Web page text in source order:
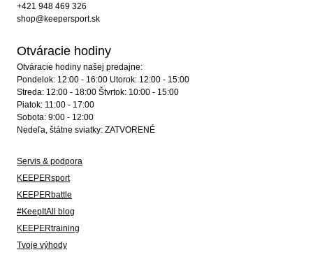
+421 948 469 326
shop@keepersport.sk
Otváracie hodiny
Otváracie hodiny našej predajne:
Pondelok: 12:00 - 16:00 Utorok: 12:00 - 15:00
Streda: 12:00 - 18:00 Štvrtok: 10:00 - 15:00
Piatok: 11:00 - 17:00
Sobota: 9:00 - 12:00
Nedeľa, štátne sviatky: ZATVORENÉ
Servis & podpora
KEEPERsport
KEEPERbattle
#KeepItAll blog
KEEPERtraining
Tvoje výhody